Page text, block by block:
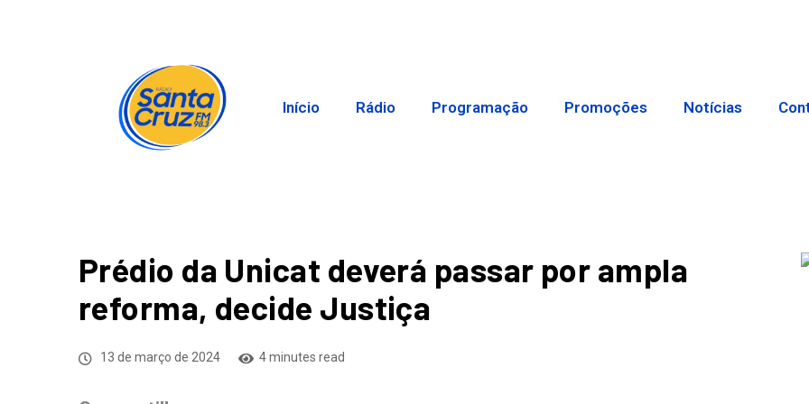
Início Rádio Programação Promoções Notícias
Prédio da Unicat deverá passar por ampla
reforma, decide Justiça
13 de março de 2024 4 minutes read